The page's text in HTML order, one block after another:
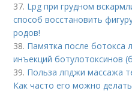
37. Lpg при грудном
способ восстановить
родов!
38. Памятка после ботокса
инъекций ботулотоксинов
39. Польза лпджи массажа
Как часто его можно